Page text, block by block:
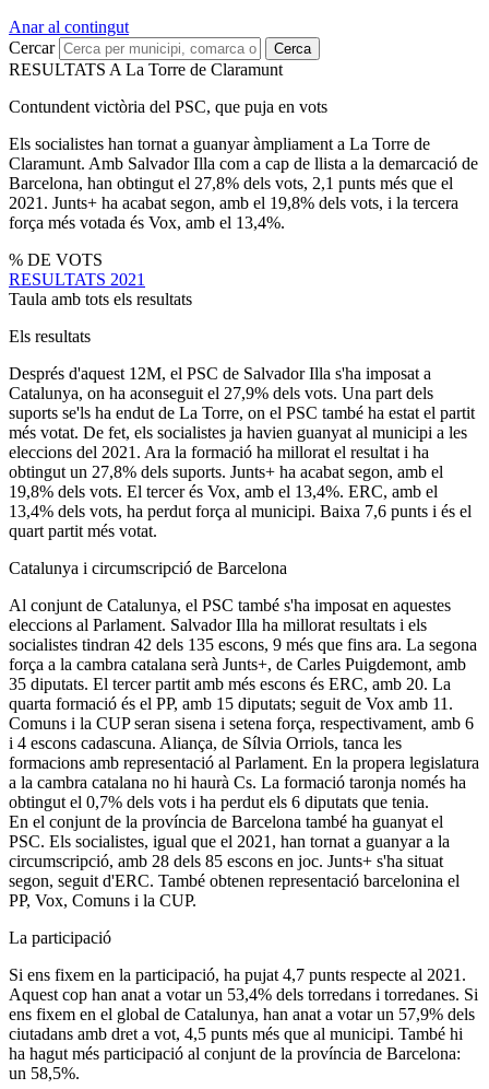
Anar al contingut
Cercar
Cerca
RESULTATS A La Torre de Claramunt
Contundent victòria del PSC, que puja en vots
Els socialistes han tornat a guanyar àmpliament a La Torre de
Claramunt. Amb Salvador Illa com a cap de llista a la demarcació de
Barcelona, han obtingut el 27,8% dels vots, 2,1 punts més que el
2021. Junts+ ha acabat segon, amb el 19,8% dels vots, i la tercera
força més votada és Vox, amb el 13,4%.
% DE VOTS
RESULTATS 2021
Taula amb tots els resultats
Els resultats
Després d'aquest 12M, el PSC de Salvador Illa s'ha imposat a
Catalunya, on ha aconseguit el 27,9% dels vots. Una part dels
suports se'ls ha endut de La Torre, on el PSC també ha estat el partit
més votat. De fet, els socialistes ja havien guanyat al municipi a les
eleccions del 2021. Ara la formació ha millorat el resultat i ha
obtingut un 27,8% dels suports. Junts+ ha acabat segon, amb el
19,8% dels vots. El tercer és Vox, amb el 13,4%. ERC, amb el
13,4% dels vots, ha perdut força al municipi. Baixa 7,6 punts i és el
quart partit més votat.
Catalunya i circumscripció de Barcelona
Al conjunt de Catalunya, el PSC també s'ha imposat en aquestes
eleccions al Parlament. Salvador Illa ha millorat resultats i els
socialistes tindran 42 dels 135 escons, 9 més que fins ara. La segona
força a la cambra catalana serà Junts+, de Carles Puigdemont, amb
35 diputats. El tercer partit amb més escons és ERC, amb 20. La
quarta formació és el PP, amb 15 diputats; seguit de Vox amb 11.
Comuns i la CUP seran sisena i setena força, respectivament, amb 6
i 4 escons cadascuna. Aliança, de Sílvia Orriols, tanca les
formacions amb representació al Parlament. En la propera legislatura
a la cambra catalana no hi haurà Cs. La formació taronja només ha
obtingut el 0,7% dels vots i ha perdut els 6 diputats que tenia.
En el conjunt de la província de Barcelona també ha guanyat el
PSC. Els socialistes, igual que el 2021, han tornat a guanyar a la
circumscripció, amb 28 dels 85 escons en joc. Junts+ s'ha situat
segon, seguit d'ERC. També obtenen representació barcelonina el
PP, Vox, Comuns i la CUP.
La participació
Si ens fixem en la participació, ha pujat 4,7 punts respecte al 2021.
Aquest cop han anat a votar un 53,4% dels torredans i torredanes. Si
ens fixem en el global de Catalunya, han anat a votar un 57,9% dels
ciutadans amb dret a vot, 4,5 punts més que al municipi. També hi
ha hagut més participació al conjunt de la província de Barcelona:
un 58,5%.